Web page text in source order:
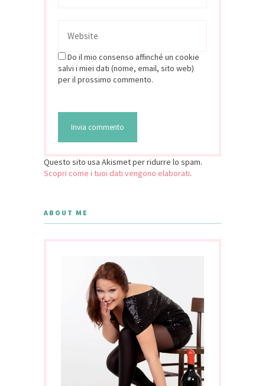
Do il mio consenso affinché un cookie
salvi i miei dati (nome, email, sito web)
per il prossimo commento.
Questo sito usa Akismet per ridurre lo spam.
Scopri come i tuoi dati vengono elaborati.
ABOUT ME